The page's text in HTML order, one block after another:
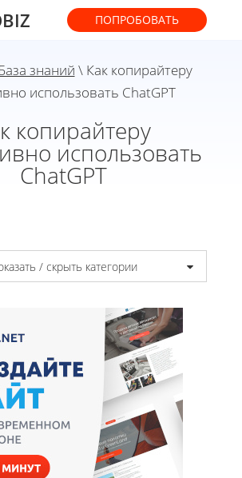
ПОПРОБОВАТЬ
знаний \ Как копирайтеру
использовать ChatGPT
копирайтеру
использовать
ChatGPT
/ скрыть категории